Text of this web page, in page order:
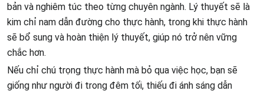
bản và nghiêm túc theo từng chuyên ngành. Lý thuyết sẽ là
kim chỉ nam dẫn đường cho thực hành, trong khi thực hành
sẽ bổ sung và hoàn thiện lý thuyết, giúp nó trở nên vững
chắc hơn.
Nếu chỉ chú trọng thực hành mà bỏ qua việc học, bạn sẽ
giống như người đi trong đêm tối, thiếu đi ánh sáng dẫn